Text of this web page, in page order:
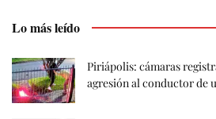
Lo más leído
Piriápolis: cámaras
agresión al conductor de